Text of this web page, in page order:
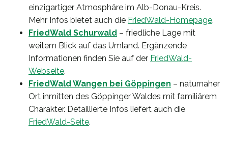
einzigartiger Atmosphäre im Alb-Donau-Kreis.
Mehr Infos bietet auch die FriedWald-Homepage.
FriedWald Schurwald – friedliche Lage mit
weitem Blick auf das Umland. Ergänzende
Informationen finden Sie auf der FriedWald-
Webseite.
FriedWald Wangen bei Göppingen – naturnaher
Ort inmitten des Göppinger Waldes mit familiärem
Charakter. Detaillierte Infos liefert auch die
FriedWald-Seite.